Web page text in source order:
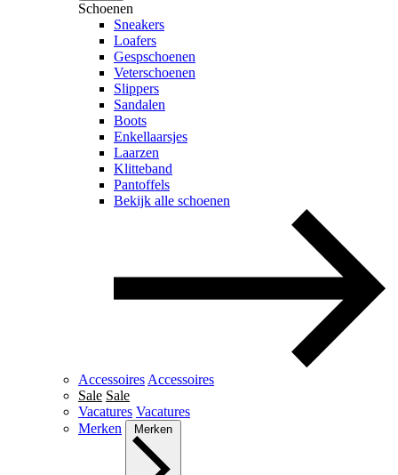
Schoenen
Sneakers
Loafers
Gespschoenen
Veterschoenen
Slippers
Sandalen
Boots
Enkellaarsjes
Laarzen
Klitteband
Pantoffels
Bekijk alle schoenen
Accessoires Accessoires
Sale Sale
Vacatures Vacatures
Merken
Merken